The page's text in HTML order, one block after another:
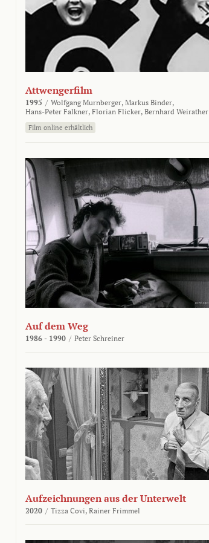
Attwengerfilm
1995 / Wolfgang Murnberger, Markus Binder,
Hans-Peter Falkner, Florian Flicker, Bernhard Weirather
Film online erhältlich
Auf dem Weg
1986 - 1990 / Peter Schreiner
Aufzeichnungen aus der Unterwelt
2020 / Tizza Covi, Rainer Frimmel